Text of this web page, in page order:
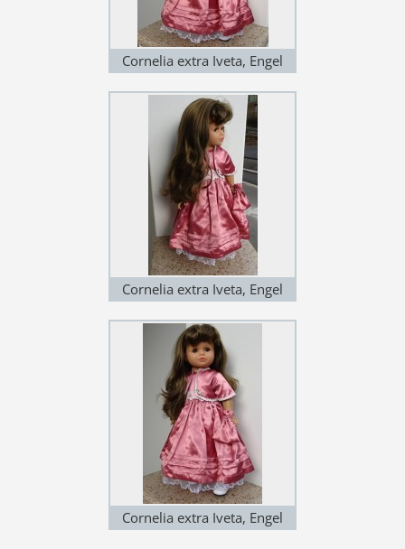
Cornelia extra Iveta, Engel
Cornelia extra Iveta, Engel
Cornelia extra Iveta, Engel